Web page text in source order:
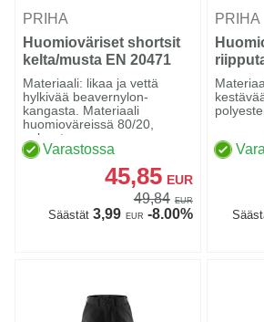
PRIHA
Huomioväriset shortsit
kelta/musta EN 20471
Lk.1 - 4325
Materiaali: likaa ja vettä
hylkivää beavernylon-
kangasta. Materiaali
huomioväreissä 80/20,
polyeste...
Varastossa
45,85 EUR
49,84 EUR
Säästät3,99 EUR -8.00%
PRIHA
kelta/
lk.1 -